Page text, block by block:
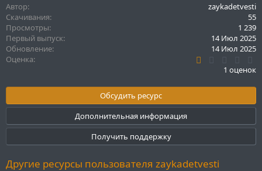
к
ц
и
и
:
Автор
zaykadetvesti
Скачивания
55
Просмотры
1 239
Первый выпуск
14 Июл 2025
Обновление
14 Июл 2025
Оценка
0
0
в
ё
з
д
1 оценок
Обсудить ресурс
Дополнительная информация
Получить поддержку
Другие ресурсы пользователя zaykadetvesti